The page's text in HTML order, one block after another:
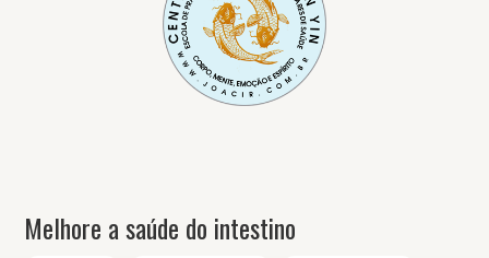
Melhore a saúde do intestino